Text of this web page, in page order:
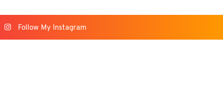
Follow My Instagram